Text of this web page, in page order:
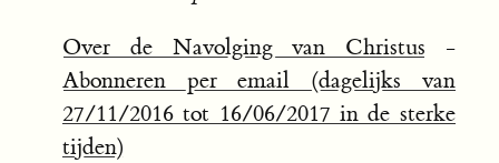
Over de Navolging van Christus -
Abonneren per email (dagelijks van
27/11/2016 tot 16/06/2017 in de sterke
tijden)